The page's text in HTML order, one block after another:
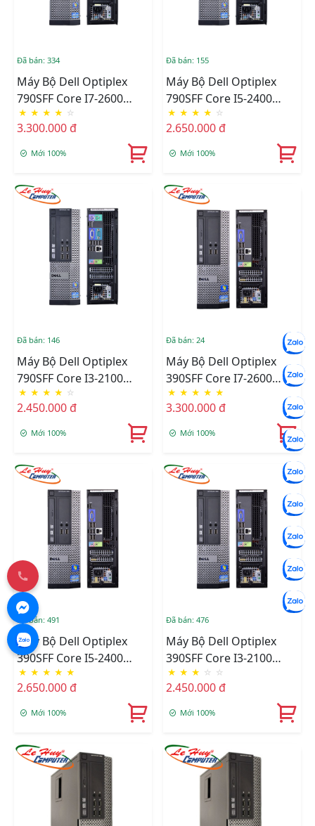
Đã bán: 334
Máy Bộ Dell Optiplex
790SFF Core I7-2600
(8M/3.8Ghz), Ram 4GB,
HDD 500GB, DVD, Free
OS
★ ★ ★ ★ ☆
3.300.000 đ
Mới 100%
Đã bán: 155
Máy Bộ Dell Optiplex
790SFF Core I5-2400
(6M/3.4Ghz), Ram 4GB,
HDD 500GB, DVD, Free
OS
★ ★ ★ ★ ☆
2.650.000 đ
Mới 100%
Đã bán: 146
Máy Bộ Dell Optiplex
790SFF Core I3-2100
(3M/3.1Ghz), Ram 4GB,
HDD 500GB, DVD, Free
OS
★ ★ ★ ★ ☆
2.450.000 đ
Mới 100%
Đã bán: 24
Máy Bộ Dell Optiplex
390SFF Core I7-2600
(8M/3.8Ghz), Ram 4GB,
HDD 500GB, DVD, Free
OS
★ ★ ★ ★ ★
3.300.000 đ
Mới 100%
Đã bán: 491
Máy Bộ Dell Optiplex
390SFF Core I5-2400
(6M/3.4Ghz), Ram 4GB,
HDD 500GB, DVD, Free
OS
★ ★ ★ ★ ★
2.650.000 đ
Mới 100%
Đã bán: 476
Máy Bộ Dell Optiplex
390SFF Core I3-2100
(3M/3.1Ghz), Ram 4GB,
HDD 500GB, DVD, Free
OS
★ ★ ★ ☆ ☆
2.450.000 đ
Mới 100%